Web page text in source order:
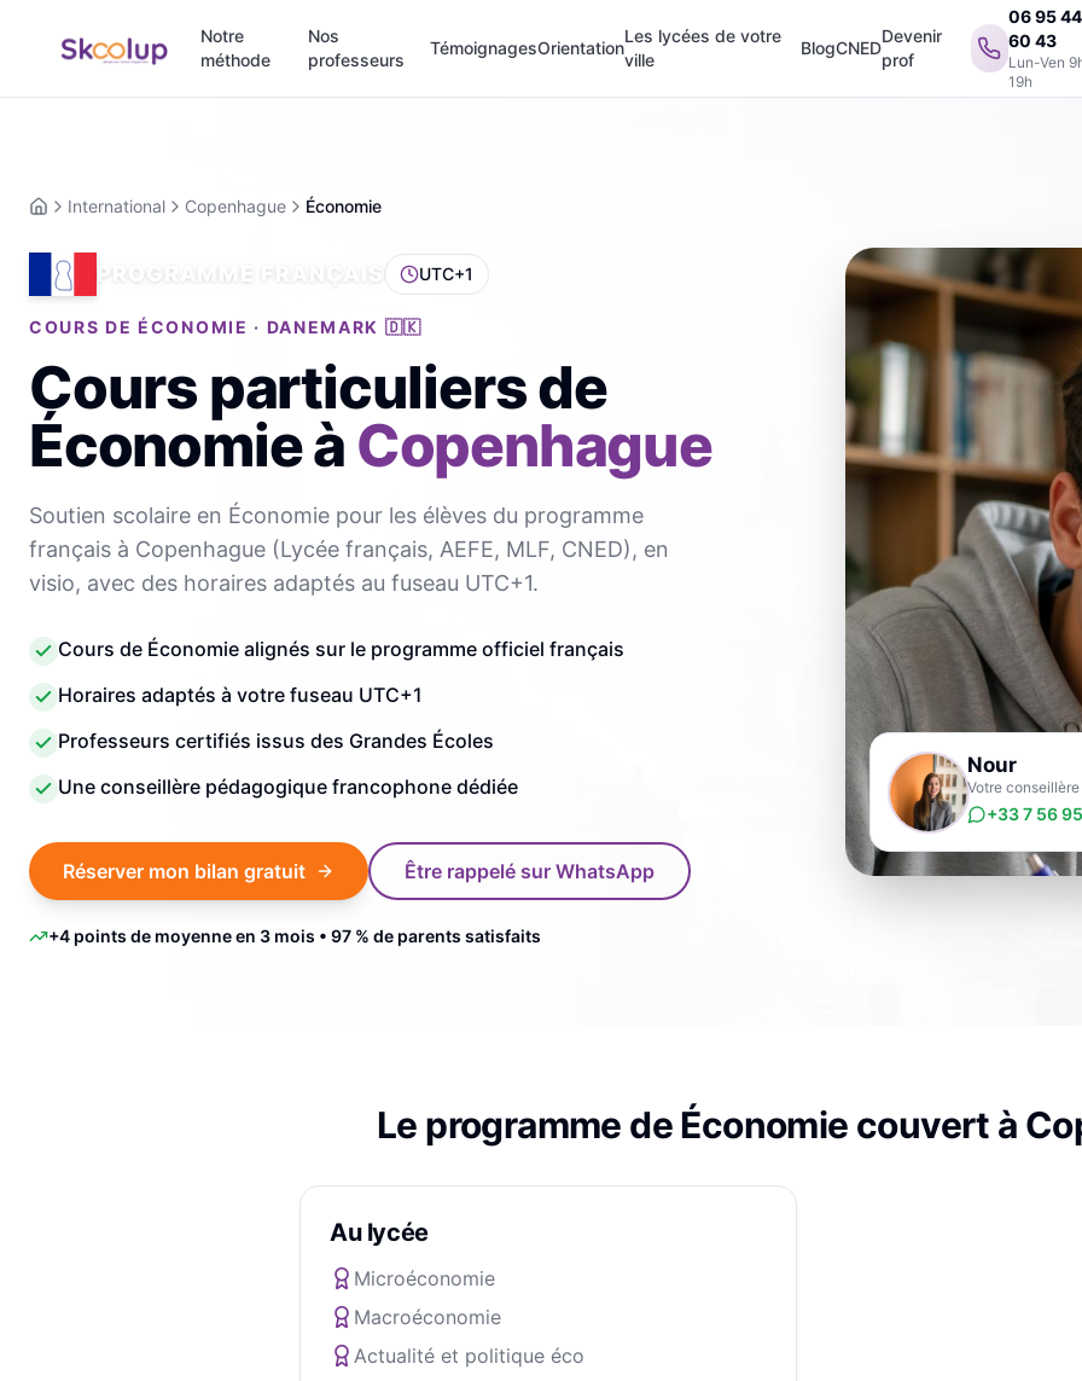
Notre
méthode
Nos
professeurs
TémoignagesOrientation
Les lycées de votre
ville
BlogCNED
Devenir
prof
06 95 44
60 43
Lun-Ven
19h
AccueilInternational Copenhague Économie
PROGRAMME FRANÇAIS UTC+1
COURS DE ÉCONOMIE · DANEMARK 🇩🇰
Cours particuliers de
Économieà Copenhague
Soutien scolaire en Économie pour les élèves du programme
français à Copenhague (Lycée français, AEFE, MLF, CNED), en
visio, avec des horaires adaptés au fuseau UTC+1.
Cours de Économie alignés sur le programme officiel français
Horaires adaptés à votre fuseau UTC+1
Professeurs certifiés issus des Grandes Écoles
Une conseillère pédagogique francophone dédiée
Réserver mon bilan gratuit Être rappelé sur WhatsApp
+4 points de moyenne en 3 mois • 97 % de parents satisfaits
Nour
Votre
+33 7 56
Le programme deÉconomie couvert à
Au lycée
Microéconomie
Macroéconomie
Actualité et politique éco